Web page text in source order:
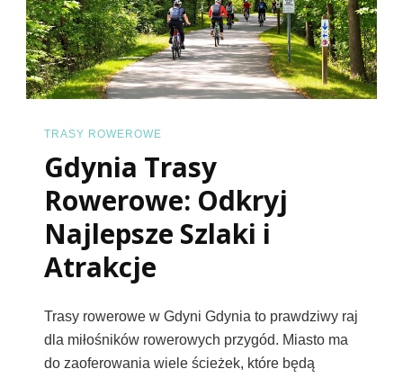
TRASY ROWEROWE
Gdynia Trasy
Rowerowe: Odkryj
Najlepsze Szlaki i
Atrakcje
Trasy rowerowe w Gdyni Gdynia to prawdziwy raj
dla miłośników rowerowych przygód. Miasto ma
do zaoferowania wiele ścieżek, które będą